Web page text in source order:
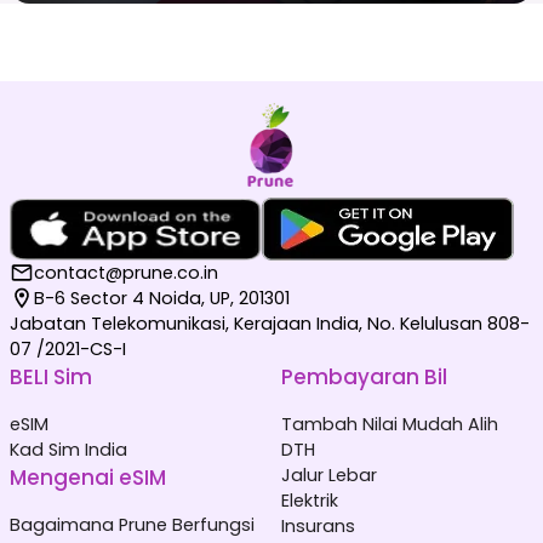
contact@prune.co.in
B-6 Sector 4 Noida, UP, 201301
Jabatan Telekomunikasi, Kerajaan India, No. Kelulusan 808-
07 /2021-CS-I
BELI Sim
eSIM
Kad Sim India
Mengenai eSIM
Bagaimana Prune Berfungsi
Pembayaran Bil
Tambah Nilai Mudah Alih
DTH
Jalur Lebar
Elektrik
Insurans